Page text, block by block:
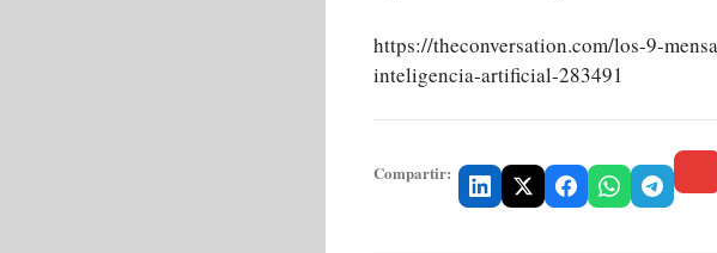
https://theconversation.com/los-9-
inteligencia-artificial-283491
Compartir: